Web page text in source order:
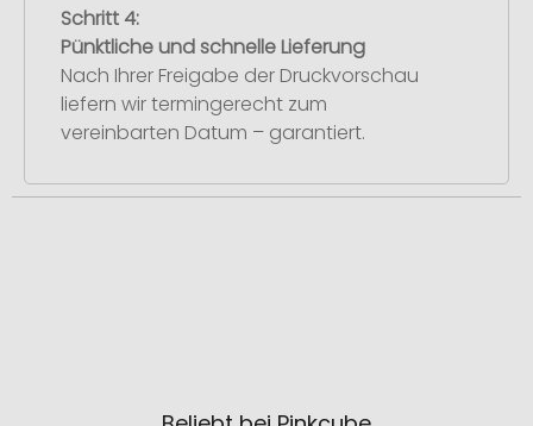
Schritt 4:
Pünktliche und schnelle Lieferung
Nach Ihrer Freigabe der Druckvorschau
liefern wir termingerecht zum
vereinbarten Datum – garantiert.